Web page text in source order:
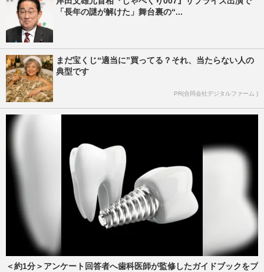
「長年の謎が解けた」舞台裏の“...
まだ宝くじ“適当に”買ってる？それ、当たらない人の
典型です
PR(合同会社デジタルファーム )
＜約1分＞アンケート回答者へ歯科医師が監修したガイドブックをプ